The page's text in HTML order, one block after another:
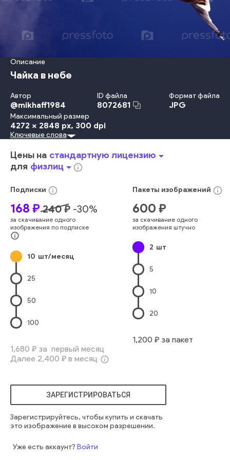
Описание
Чайка в небе
Автор
@mikhaff1984
ID файла
8072681
Формат файла
JPG
Максимальный размер
4272 x 2848 px, 300 dpi
Красота Изолированный
Ветер Птица Перо Клюв Муха Чайка Планировать
Крыло Животного Облако
крупный план
звук крылья
морские птицы
Ключевые слова
Цены на стандартную лицензиюarrow_drop_down
для физлицarrow_drop_downinfo_outline
Подписки info_outline
168 ₽ 240₽ -30%
за скачивание одного
изображения по подписке
info_outline
10 шт/месяц
25
50
100
1,680 ₽ за первый месяц
Далее 2,400 ₽ в месяц info_outline
Пакеты изображений info_outline
600 ₽
за скачивание одного
изображения штучно
2 шт
5
10
20
1,200 ₽ за пакет
ЗАРЕГИСТРИРОВАТЬСЯ
Зарегистрируйтесь, чтобы купить и скачать
это изображение в высоком разрешении.
Уже есть аккаунт? Войти